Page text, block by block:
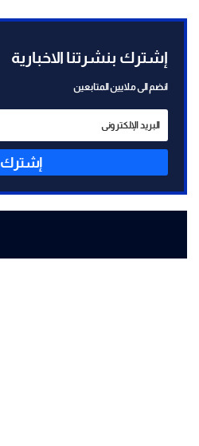
إشترك بنشرتنا الاخبارية
انضم الى ملايين المتابعين
إشترك